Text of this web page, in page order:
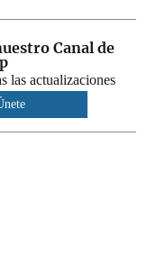
Canal de
las actualizaciones